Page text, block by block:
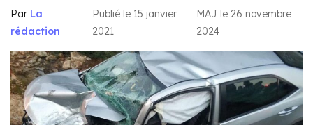
Par La
rédaction
Publié le 15 janvier
2021
MAJ le 26 novembre
2024